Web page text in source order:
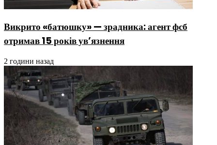
Викрито «батюшку» — зрадника: агент фсб
отримав 15 років ув’язнення
2 години назад